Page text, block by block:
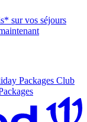
sur vos séjours
Packages Club